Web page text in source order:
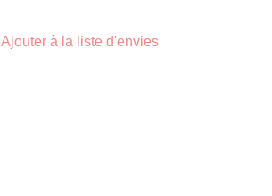
Ajouter à la liste d'envies